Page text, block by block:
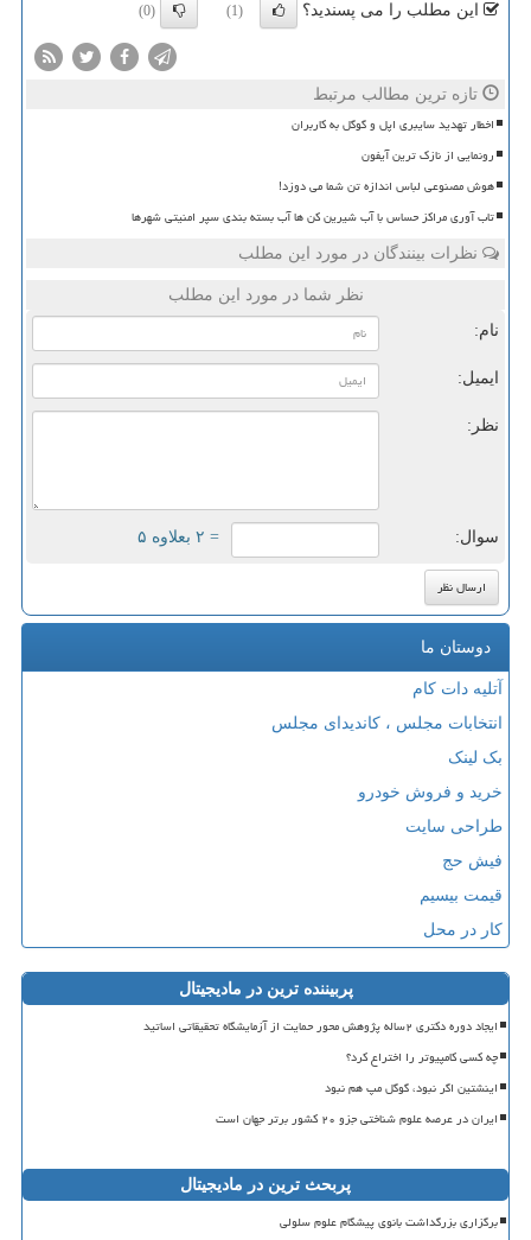
این مطلب را می پسندید؟ (1)
(0)
تازه ترین مطالب مرتبط
اخطار تهدید سایبری اپل و گوگل به کاربران
رونمایی از نازک ترین آیفون
هوش مصنوعی لباس اندازه تن شما می دوزد!
تاب آوری مراکز حساس با آب شیرین کن ها آب بسته بندی سپر امنیتی شهرها
نظرات بینندگان در مورد این مطلب
نظر شما در مورد این مطلب
نام:
ایمیل:
نظر:
سوال: = ۲ بعلاوه ۵
دوستان ما
آتلیه دات کام
انتخابات مجلس ، کاندیدای مجلس
بک لینک
خرید و فروش خودرو
طراحی سایت
فیش حج
قیمت بیسیم
کار در محل
پربیننده ترین در مادیجیتال
ایجاد دوره دکتری ۲ساله پژوهش محور حمایت از آزمایشگاه تحقیقاتی اساتید
چه کسی کامپیوتر را اختراع کرد؟
اینشتین اگر نبود، گوگل مپ هم نبود
ایران در عرصه علوم شناختی جزو ۲۰ کشور برتر جهان است
پربحث ترین در مادیجیتال
برگزاری بزرگداشت بانوی پیشگام علوم سلولی